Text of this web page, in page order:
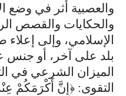
والعصبية أثر في وضع
والحكايات والقصص
الإسلامي، وإلى
بلد على آخر، أو جنس
الميزان الشرعي في
التقوى: ﴿إِنَّ أَكْرَمَكُمْ